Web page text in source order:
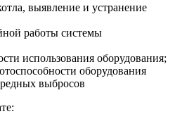
выявление и устранение
работы системы
использования оборудования;
оборудования
выбросов